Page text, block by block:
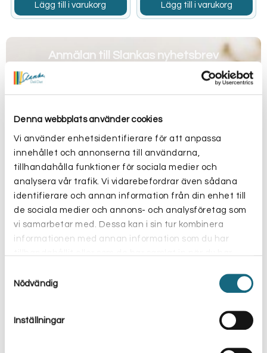
Denna webbplats använder cookies
Vi använder enhetsidentifierare för att anpassa
innehållet och annonserna till användarna,
tillhandahålla funktioner för sociala medier och
analysera vår trafik. Vi vidarebefordrar även sådana
identifierare och annan information från din enhet till
de sociala medier och annons- och analysföretag som
vi samarbetar med. Dessa kan i sin tur kombinera
informationen med annan information som du har
Nödvändig
Inställningar
Lägg till i varukorg Lägg till i varukorg
Anmälan till Slankas nyhetsbrev
Slanka Sverige AB via e-post. Ni kan när som helst
prenumerera igen på nyhetsbrevet.